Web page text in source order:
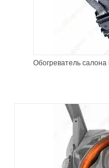
Обогреватель